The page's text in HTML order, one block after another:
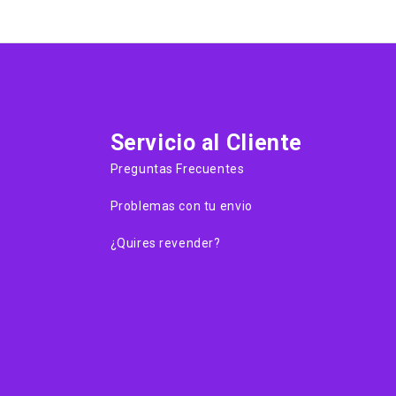
Servicio al Cliente
Preguntas Frecuentes
Problemas con tu envio
¿Quires revender?